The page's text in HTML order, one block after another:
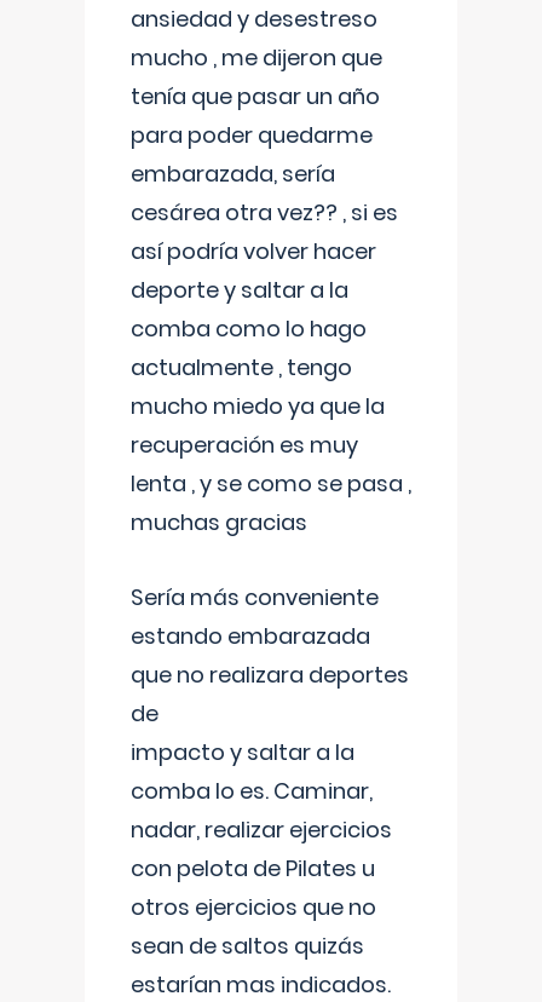
ansiedad y desestreso
mucho , me dijeron que
tenía que pasar un año
para poder quedarme
embarazada, sería
cesárea otra vez?? , si es
así podría volver hacer
deporte y saltar a la
comba como lo hago
actualmente , tengo
mucho miedo ya que la
recuperación es muy
lenta , y se como se pasa ,
muchas gracias
Sería más conveniente
estando embarazada
que no realizara deportes
de
impacto y saltar a la
comba lo es. Caminar,
nadar, realizar ejercicios
con pelota de Pilates u
otros ejercicios que no
sean de saltos quizás
estarían mas indicados.